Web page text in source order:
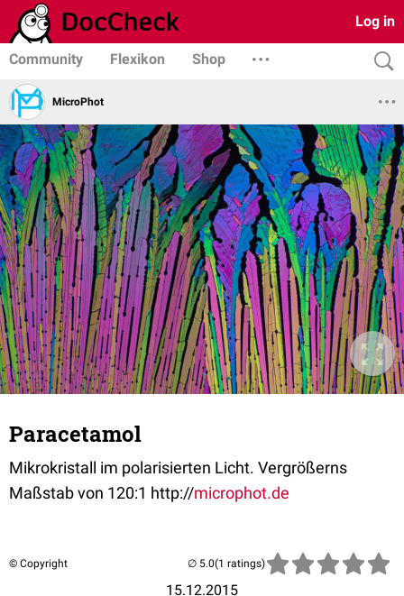
Log in
Community Flexikon Shop
MicroPhot
Paracetamol
Mikrokristall im polarisierten Licht. Vergrößerns
Maßstab von 120:1 http://microphot.de
© Copyright
15.12.2015
(1 ratings)